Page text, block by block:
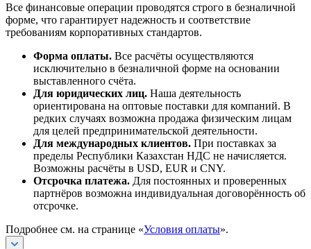
Все финансовые операции проводятся строго в безналичной
форме, что гарантирует надежность и соответствие
требованиям корпоративных стандартов.
Форма оплаты. Все расчёты осуществляются
исключительно в безналичной форме на основании
выставленного счёта.
Для юридических лиц. Наша деятельность
ориентирована на оптовые поставки для компаний. В
редких случаях возможна продажа физическим лицам
для целей предпринимательской деятельности.
Для международных клиентов. При поставках за
пределы Республики Казахстан НДС не начисляется.
Возможны расчёты в USD, EUR и CNY.
Отсрочка платежа. Для постоянных и проверенных
партнёров возможна индивидуальная договорённость об
отсрочке.
Подробнее см. на странице «Условия оплаты».